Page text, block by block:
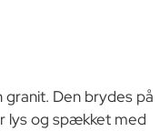
granit. Den brydes på
lys og spækket med